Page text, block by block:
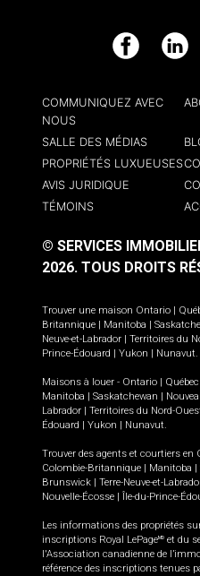
Facebook LinkedIn
COMMUNIQUEZ AVEC
NOUS
SALLE DES MÉDIAS
PROPRIÉTÉS LUXUEUSES
AVIS JURIDIQUE
TÉMOINS
© SERVICES
2026. TOUS DROITS
Trouver une maison Ontario
Britannique
Manitoba
Neuve-et-Labrador
Territoires du
Prince-Édouard
Yukon Nunavut.
Maisons à louer - Ontario Québec
Manitoba
Saskatchewan
Labrador
Territoires du Nord-
Édouard
Yukon Nunavut.
Trouver des agents et courtiers en
Colombie-Britannique
Manitoba
Brunswick
Terre-Neuve-et-
Nouvelle-Écosse
Île-du-Prince-
Les informations des propriétés
inscriptions Royal LePageMD et du
l'Association canadienne de
référence des inscriptions tenues